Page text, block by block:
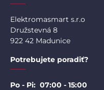
Elektromasmart s.r.o
Družstevná 8
922 42 Madunice
Potrebujete poradiť?
Po - Pi: 07:00 - 15:00